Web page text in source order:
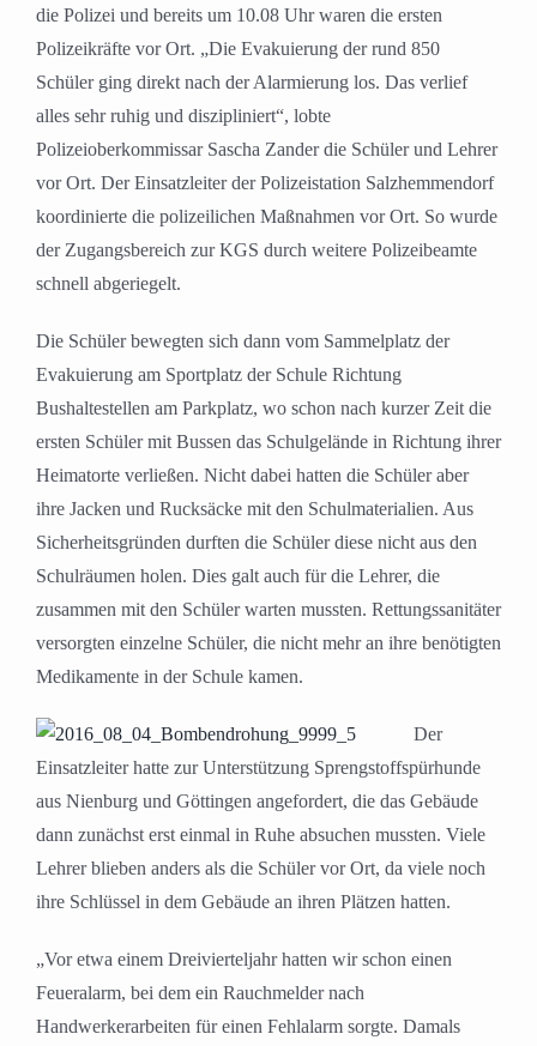
die Polizei und bereits um 10.08 Uhr waren die ersten
Polizeikräfte vor Ort. „Die Evakuierung der rund 850
Schüler ging direkt nach der Alarmierung los. Das verlief
alles sehr ruhig und diszipliniert“, lobte
Polizeioberkommissar Sascha Zander die Schüler und Lehrer
vor Ort. Der Einsatzleiter der Polizeistation Salzhemmendorf
koordinierte die polizeilichen Maßnahmen vor Ort. So wurde
der Zugangsbereich zur KGS durch weitere Polizeibeamte
schnell abgeriegelt.
Die Schüler bewegten sich dann vom Sammelplatz der
Evakuierung am Sportplatz der Schule Richtung
Bushaltestellen am Parkplatz, wo schon nach kurzer Zeit die
ersten Schüler mit Bussen das Schulgelände in Richtung ihrer
Heimatorte verließen. Nicht dabei hatten die Schüler aber
ihre Jacken und Rucksäcke mit den Schulmaterialien. Aus
Sicherheitsgründen durften die Schüler diese nicht aus den
Schulräumen holen. Dies galt auch für die Lehrer, die
zusammen mit den Schüler warten mussten. Rettungssanitäter
versorgten einzelne Schüler, die nicht mehr an ihre benötigten
Medikamente in der Schule kamen.
Der
Einsatzleiter hatte zur Unterstützung Sprengstoffspürhunde
aus Nienburg und Göttingen angefordert, die das Gebäude
dann zunächst erst einmal in Ruhe absuchen mussten. Viele
Lehrer blieben anders als die Schüler vor Ort, da viele noch
ihre Schlüssel in dem Gebäude an ihren Plätzen hatten.
„Vor etwa einem Dreivierteljahr hatten wir schon einen
Feueralarm, bei dem ein Rauchmelder nach
Handwerkerarbeiten für einen Fehlalarm sorgte. Damals